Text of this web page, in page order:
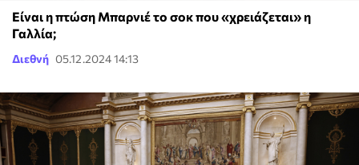
Είναι η πτώση Μπαρνιέ το σοκ που «χρειάζεται» η
Γαλλία;
Διεθνή 05.12.2024 14:13